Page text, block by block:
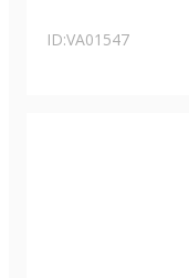
ID:VA01547